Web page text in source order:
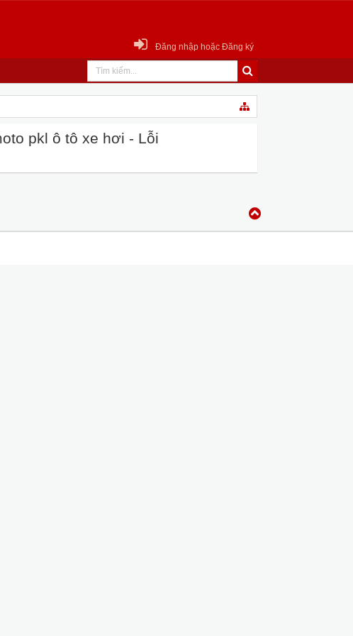
Đăng nhập hoặc Đăng ký
pkl ô tô xe hơi - Lỗi